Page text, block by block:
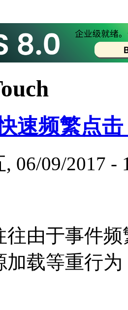
速频繁点
, 06/09/2017 -
往由于事件
加载等重行